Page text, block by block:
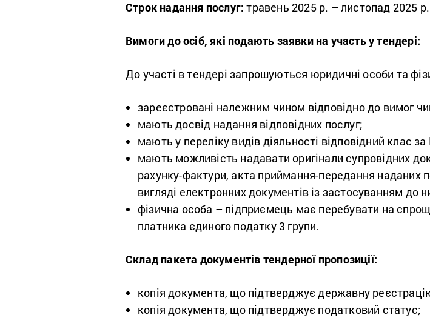
Строк надання послуг: травень 2025 р. – листопад 2025 р.
Вимоги до осіб, які подають заявки на участь у тендері:
До участі в тендері запрошуються юридичні особи та
зареєстровані належним чином відповідно до вимог
мають досвід надання відповідних послуг;
мають у переліку видів діяльності відповідний клас
мають можливість надавати оригінали супровідних
рахунку-фактури, акта приймання-передання наданих
вигляді електронних документів із застосуванням до
фізична особа – підприємець має перебувати на
платника єдиного податку 3 групи.
Склад пакета документів тендерної пропозиції:
копія документа, що підтверджує державну
копія документа, що підтверджує податковий статус;